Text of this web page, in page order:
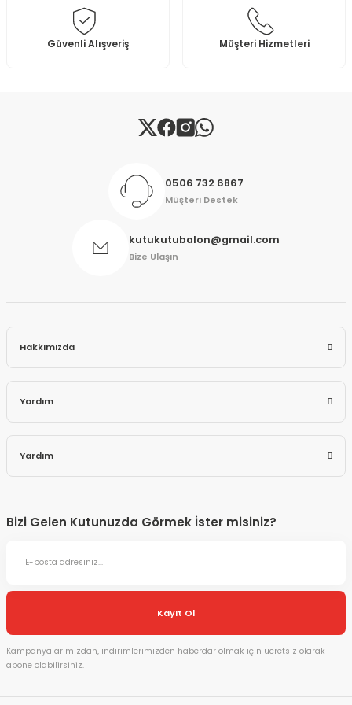
Bu ürüne benzer farklı alternatifler olmalı.
Gönder
Güvenli Alışveriş Müşteri Hizmetleri
0506 732 6867
Müşteri Destek
kutukutubalon@gmail.com
Bize Ulaşın
Hakkımızda
Yardım
Yardım
Bizi Gelen Kutunuzda Görmek İster misiniz?
Kayıt Ol
Kampanyalarımızdan, indirimlerimizden haberdar olmak için ücretsiz olarak
abone olabilirsiniz.